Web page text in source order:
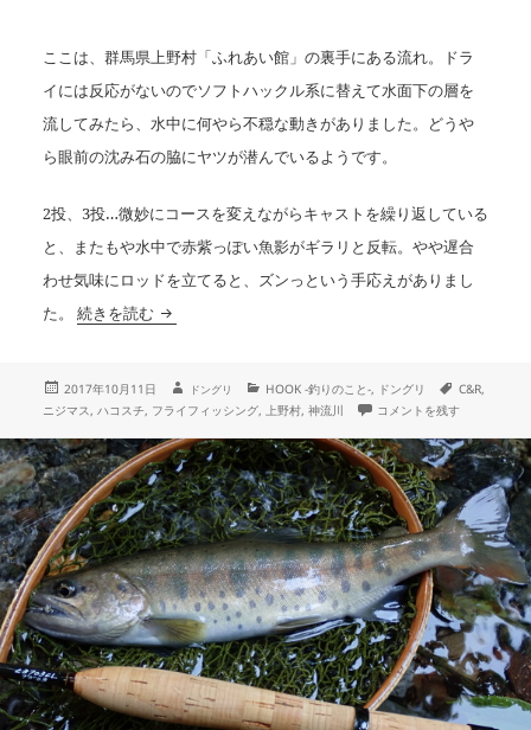
ここは、群馬県上野村「ふれあい館」の裏手にある流れ。ドラ
イには反応がないのでソフトハックル系に替えて水面下の層を
流してみたら、水中に何やら不穏な動きがありました。どうや
ら眼前の沈み石の脇にヤツが潜んでいるようです。
2投、3投…微妙にコースを変えながらキャストを繰り返している
と、またもや水中で赤紫っぽい魚影がギラリと反転。やや遅合
わせ気味にロッドを立てると、ズンっという手応えがありまし
た。 続きを読む ハコスチに完敗
投
日:
2017年10月11日
作
成
者
ドングリ
カ
ゴ
ー
HOOK -釣りのこと-, ドングリ
タ
C&R,
ニジマス, ハコスチ, フライフィッシング, 上野村, 神流川 ハコスチに完敗 に
コメントを残す